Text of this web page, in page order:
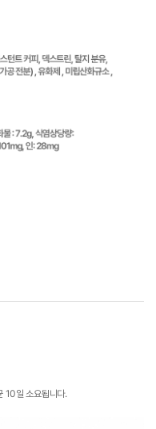
10일 소요됩니다.